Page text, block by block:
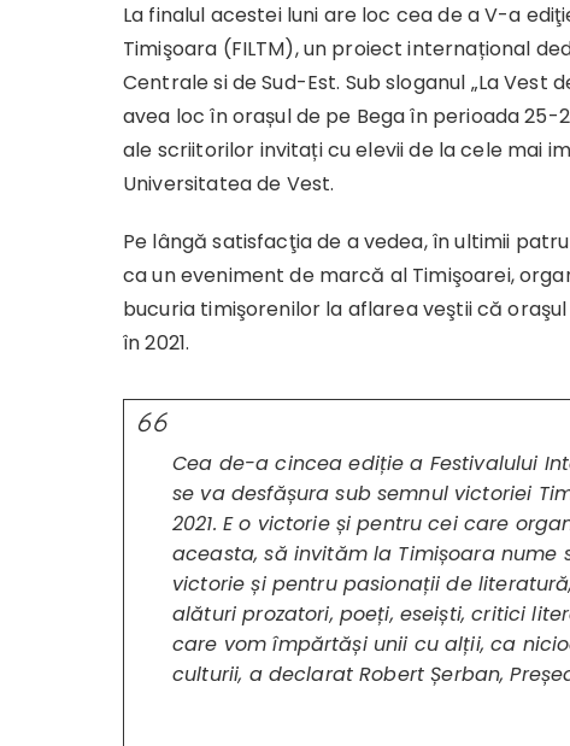
La finalul acestei luni are loc cea de a V-a
Timişoara (FILTM), un proiect internațional
Centrale si de Sud-Est. Sub sloganul „La Vest
avea loc în orașul de pe Bega în perioada
ale scriitorilor invitați cu elevii de la cele mai
Universitatea de Vest.
Pe lângă satisfacţia de a vedea, în ultimii
ca un eveniment de marcă al Timişoarei,
bucuria timişorenilor la aflarea veştii că
în 2021.
Cea de-a cincea ediție a Festivalului
se va desfășura sub semnul victoriei
2021. E o victorie și pentru cei care
aceasta, să invităm la Timișoara nume
victorie și pentru pasionații de
alături prozatori, poeți, eseiști, critici
care vom împărtăși unii cu alții, ca
culturii, a declaratRobert Șerban,